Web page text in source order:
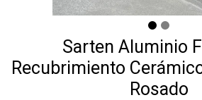
Sarten Aluminio
Recubrimiento
Rosado